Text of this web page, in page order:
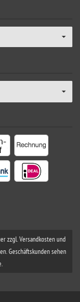
zzgl. Versandkosten und
Geschäftskunden sehen